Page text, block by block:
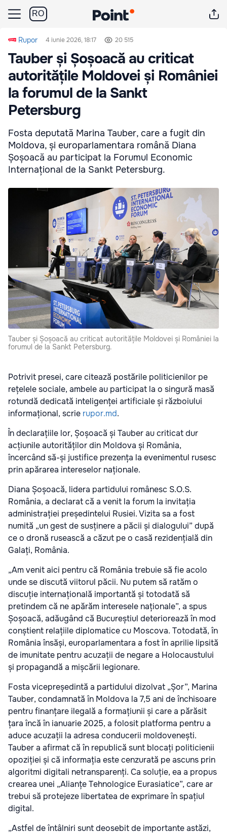
RO
Rupor 4 iunie 2026, 18:17 20 515
Tauber și Șoșoacă au criticat
autoritățile Moldovei și României
la forumul de la Sankt
Petersburg
Fosta deputată Marina Tauber, care a fugit din
Moldova, și europarlamentara română Diana
Șoșoacă au participat la Forumul Economic
Internațional de la Sankt Petersburg.
Tauber și Șoșoacă au criticat autoritățile Moldovei și României la
forumul de la Sankt Petersburg.
Potrivit presei, care citează postările politicienilor pe
rețelele sociale, ambele au participat la o singură masă
rotundă dedicată inteligenței artificiale și războiului
informațional, scrie rupor.md.
În declarațiile lor, Șoșoacă și Tauber au criticat dur
acțiunile autorităților din Moldova și România,
încercând să-și justifice prezența la evenimentul rusesc
prin apărarea intereselor naționale.
Diana Șoșoacă, lidera partidului românesc S.O.S.
România, a declarat că a venit la forum la invitația
administrației președintelui Rusiei. Vizita sa a fost
numită „un gest de susținere a păcii și dialogului” după
ce o dronă rusească a căzut pe o casă rezidențială din
Galați, România.
„Am venit aici pentru că România trebuie să fie acolo
unde se discută viitorul păcii. Nu putem să ratăm o
discuție internațională importantă și totodată să
pretindem că ne apărăm interesele naționale”, a spus
Șoșoacă, adăugând că Bucureștiul deteriorează în mod
conștient relațiile diplomatice cu Moscova. Totodată, în
România însăși, europarlamentara a fost în aprilie lipsită
de imunitate pentru acuzații de negare a Holocaustului
și propagandă a mișcării legionare.
Fosta vicepreședintă a partidului dizolvat „Șor”, Marina
Tauber, condamnată în Moldova la 7,5 ani de închisoare
pentru finanțare ilegală a formațiunii și care a părăsit
țara încă în ianuarie 2025, a folosit platforma pentru a
aduce acuzații la adresa conducerii moldovenești.
Tauber a afirmat că în republică sunt blocați politicienii
opoziției și că informația este cenzurată pe ascuns prin
algoritmi digitali netransparenți. Ca soluție, ea a propus
crearea unei „Alianțe Tehnologice Eurasiatice”, care ar
trebui să protejeze libertatea de exprimare în spațiul
digital.
„Astfel de întâlniri sunt deosebit de importante astăzi,